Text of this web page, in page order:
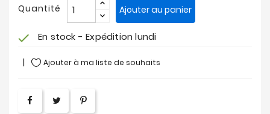
Quantité Ajouter au panier
check En stock - Expédition lundi
Ajouter à ma liste de souhaits